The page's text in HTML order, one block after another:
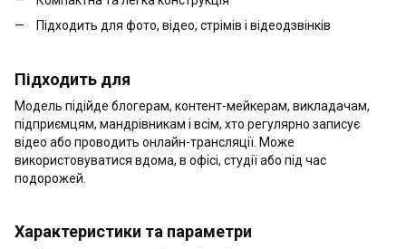
Підходить для фото, відео, стрімів і відеодзвінків
Підходить для
Модель підійде блогерам, контент-мейкерам, викладачам,
підприємцям, мандрівникам і всім, хто регулярно записує
відео або проводить онлайн-трансляції. Може
використовуватися вдома, в офісі, студії або під час
подорожей.
Характеристики та параметри